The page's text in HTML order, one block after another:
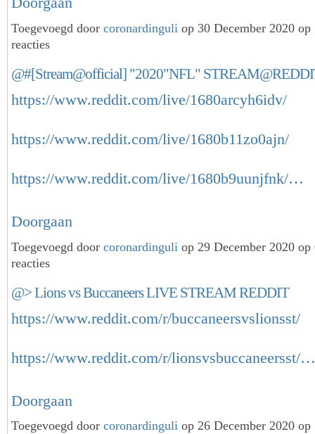
Toegevoegd door coronardinguli op 30 December 2020
reacties
@#[Stream@official] "2020"NFL"
https://www.reddit.com/live/1680arcyh6idv/
https://www.reddit.com/live/1680b11zo0ajn/
https://www.reddit.com/live/1680b9uunjfnk/…
Doorgaan
Toegevoegd door coronardinguli op 29 December 2020
reacties
@> Lions vs Buccaneers LIVE STREAM REDDIT
https://www.reddit.com/r/buccaneersvslionsst/
https://www.reddit.com/r/lionsvsbuccaneersst/…
Doorgaan
Toegevoegd door coronardinguli op 26 December 2020